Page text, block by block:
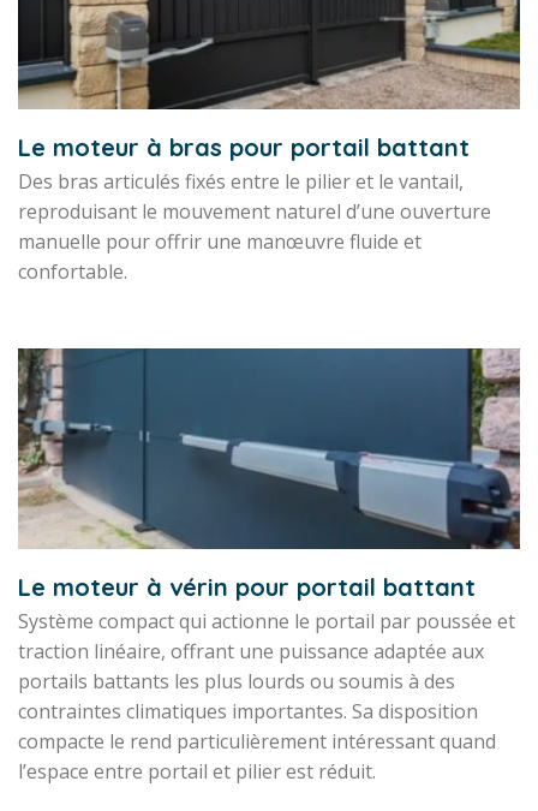
Le moteur à bras pour portail battant
Des bras articulés fixés entre le pilier et le vantail,
reproduisant le mouvement naturel d’une ouverture
manuelle pour offrir une manœuvre fluide et
confortable.
Le moteur à vérin pour portail battant
Système compact qui actionne le portail par poussée et
traction linéaire, offrant une puissance adaptée aux
portails battants les plus lourds ou soumis à des
contraintes climatiques importantes. Sa disposition
compacte le rend particulièrement intéressant quand
l’espace entre portail et pilier est réduit.